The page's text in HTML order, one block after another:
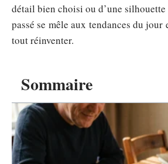
Sommaire
détail bien choisi ou d’une
passé se mêle aux tendances du
tout réinventer.